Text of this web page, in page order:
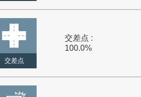
交差点
交差点 :
100.0%